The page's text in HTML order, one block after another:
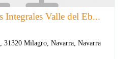
Integrales Valle del Eb...
31320 Milagro, Navarra, Navarra